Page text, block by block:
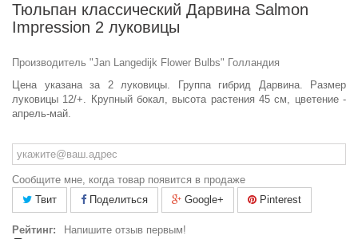
Тюльпан классический Дарвина Salmon
Impression 2 луковицы
Производитель "Jan Langedijk Flower Bulbs" Голландия
Цена указана за 2 луковицы. Группа гибрид Дарвина. Размер
луковицы 12/+. Крупный бокал, высота растения 45 см, цветение -
апрель-май.
Сообщите мне, когда товар появится в продаже
Твит
Поделиться Google+ Pinterest
Рейтинг:
Напишите отзыв первым!